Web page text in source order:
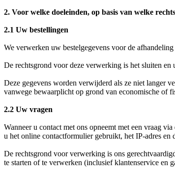
2. Voor welke doeleinden, op basis van welke
2.1 Uw bestellingen
We verwerken uw bestelgegevens voor de
De rechtsgrond voor deze verwerking is het sluiten
Deze gegevens worden verwijderd als ze niet langer
vanwege bewaarplicht op grond van economische of
2.2 Uw vragen
Wanneer u contact met ons opneemt met een vraag
u het online contactformulier gebruikt, het IP-adres
De rechtsgrond voor verwerking is ons
te starten of te verwerken (inclusief klantenservice en